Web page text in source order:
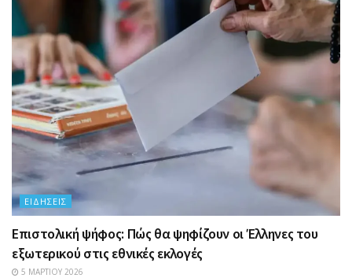
ΕΙΔΉΣΕΙΣ
Επιστολική ψήφος: Πώς θα ψηφίζουν οι Έλληνες του
εξωτερικού στις εθνικές εκλογές
5 ΜΑΡΤΊΟΥ 2026